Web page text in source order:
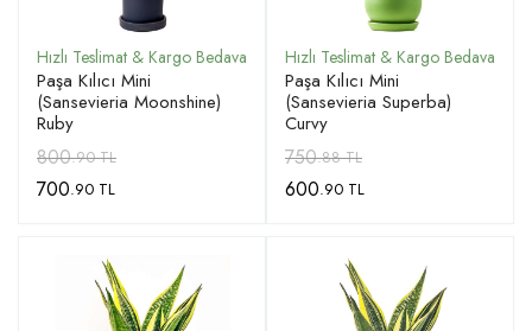
Paşa Kılıcı Mini
(Sansevieria Moonshine)
Ruby
800.90 TL
700.90 TL
Paşa Kılıcı Mini
(Sansevieria Superba)
Curvy
750.88 TL
600.90 TL